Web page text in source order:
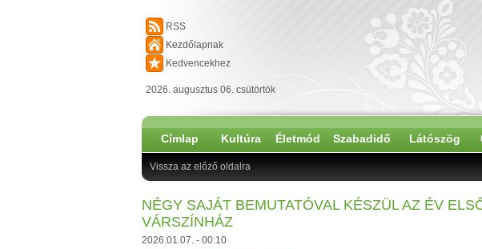
RSS
Kezdőlapnak
Kedvencekhez
2026. augusztus 06. csütörtök
Címlap Kultúra Életmód Szabadidő Látószög
Vissza az előző oldalra
NÉGY SAJÁT BEMUTATÓVAL KÉSZÜL AZ ÉV
VÁRSZÍNHÁZ
2026.01.07. - 00:10